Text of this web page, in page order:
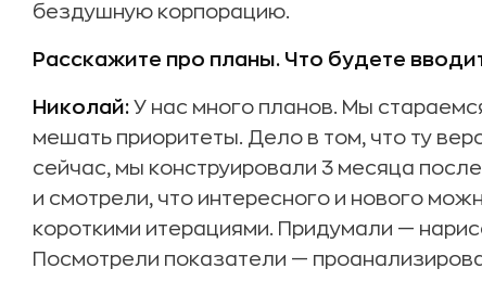
бездушную корпорацию.
Расскажите про планы. Что будете
Николай: У нас много планов. Мы
мешать приоритеты. Дело в том, что ту
сейчас, мы конструировали 3 месяца
и смотрели, что интересного и нового
короткими итерациями. Придумали —
Посмотрели показатели —